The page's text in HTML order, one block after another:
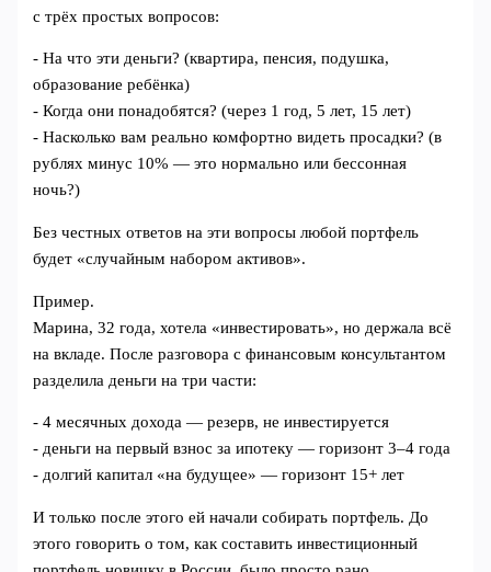
с трёх простых вопросов:
- На что эти деньги? (квартира, пенсия, подушка,
образование ребёнка)
- Когда они понадобятся? (через 1 год, 5 лет, 15 лет)
- Насколько вам реально комфортно видеть просадки? (в
рублях минус 10% — это нормально или бессонная
ночь?)
Без честных ответов на эти вопросы любой портфель
будет «случайным набором активов».
Пример.
Марина, 32 года, хотела «инвестировать», но держала всё
на вкладе. После разговора с финансовым консультантом
разделила деньги на три части:
- 4 месячных дохода — резерв, не инвестируется
- деньги на первый взнос за ипотеку — горизонт 3–4 года
- долгий капитал «на будущее» — горизонт 15+ лет
И только после этого ей начали собирать портфель. До
этого говорить о том, как составить инвестиционный